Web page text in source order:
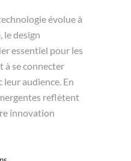
évolue à
le design
essentiel pour les
à se connecter
audience. En
reflètent
innovation